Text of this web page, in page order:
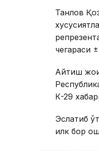
Танлов
чегараси
Айтиш
К-29
Эслатиб
илк бор